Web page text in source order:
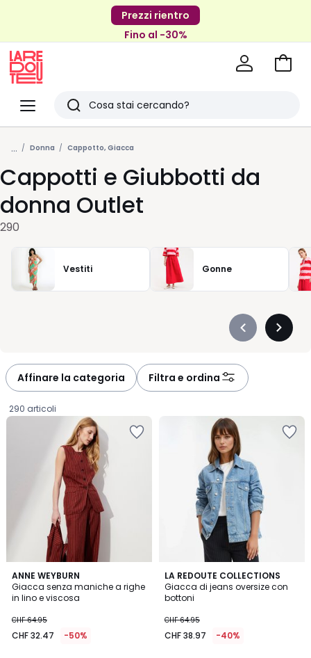
Prezzi rientro
Fino al -30%
Menu
Redoute
Ricerca
Ultimi
articoli
visti
Vai
... Donna Cappotto, Giacca
Cappotti e Giubbotti da
donna Outlet
290
Vestiti Gonne
Précédent
à
gauche
Affinare la categoria Filtra e ordina
290 articoli
ANNE WEYBURN
Giacca senza maniche a righe
in lino e viscosa
32.47
invece
CHF 64.95
CHF 32.47 -50%
5
/
5
LA REDOUTE COLLECTIONS
Giacca di jeans oversize con
bottoni
CHF 64.95
CHF 38.97 -40%
4.2
/ 5